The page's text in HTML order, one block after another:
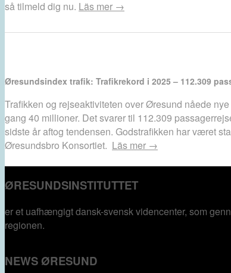
så tilmeld dig nu. Läs mer →
Øresundsindex trafik: Trafikrekord i 2025 – 112.309
Trafikken og rejseaktiviteten over Øresund nåede
gang 40 millioner. Det svarer til 112.309
sidste år aftog tendensen. Godstrafikken har været
Øresundsbro Konsortiet. Läs mer →
ØRESUNDSINSTITUTTET
er et uafhængigt dansk-svensk videncenter, som
regionen.
NEWS ØRESUND